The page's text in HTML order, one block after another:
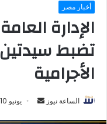
أخبار مصر
الإدارة
تضبط
الأجرامية
الساعة نيوز
أرسل يونيو 10, 2024